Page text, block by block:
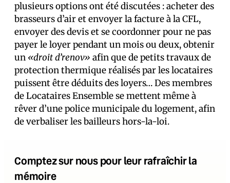
plusieurs options ont été discutées : acheter des
brasseurs d’air et envoyer la facture à la CFL,
envoyer des devis et se coordonner pour ne pas
payer le loyer pendant un mois ou deux, obtenir
un «droit d’renov» afin que de petits travaux de
protection thermique réalisés par les locataires
puissent être déduits des loyers… Des membres
de Locataires Ensemble se mettent même à
rêver d’une police municipale du logement, afin
de verbaliser les bailleurs hors-la-loi.
Comptez sur nous pour leur rafraîchir la
mémoire